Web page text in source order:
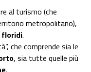
al turismo (che
metropolitano),
.
che comprende sia le
, sia tutte quelle più
.